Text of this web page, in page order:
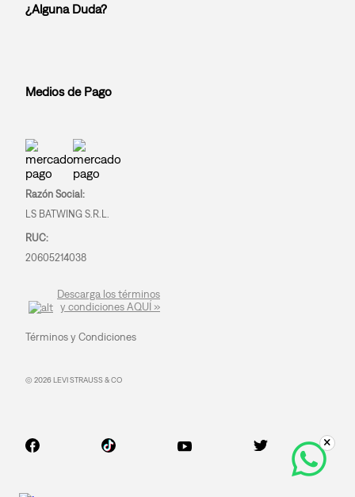
¿Alguna Duda?
Medios de Pago
Razón Social:
LS BATWING S.R.L.
RUC:
20605214038
Descarga los términos
y condiciones AQUÍ »
Términos y Condiciones
© 2026 LEVI STRAUSS & CO